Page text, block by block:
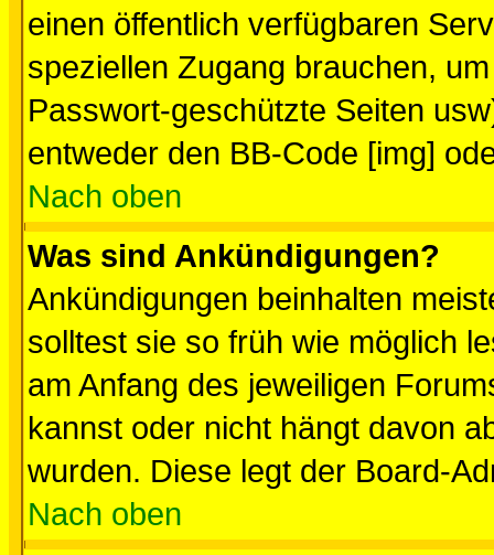
einen öffentlich verfügbaren
speziellen Zugang brauchen,
Passwort-geschützte Seiten
entweder den BB-Code [img]
Nach oben
Was sind Ankündigungen?
Ankündigungen beinhalten
solltest sie so früh wie möglich
am Anfang des jeweiligen
kannst oder nicht hängt davon
wurden. Diese legt der Board-
Nach oben